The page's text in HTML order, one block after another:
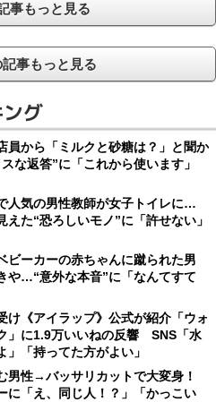
事もっと見る
事もっと見る
グ
員から「ミルクと砂糖は？」と聞か
返答”に「これから使います」
人気の男性教師が女子トイレに…
えた“恐ろしいモノ”に「許せない」
ビーカーの赤ちゃんに蹴られた男
…“意外な本音”に「なんてすて
け《アイラップ》公式が紹介「ウォ
」に1.9万いいねの反響 SNS「水
」「持ってた方がよい」
男性→バッサリカットで大変身！
に「え、同じ人！？」「かっこい